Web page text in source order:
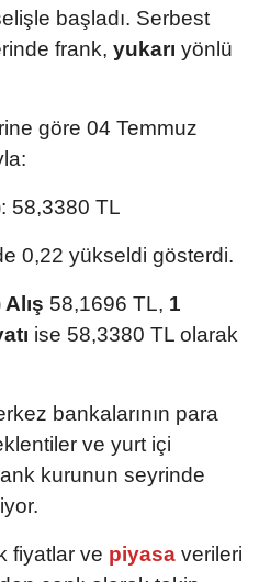
başladı. Serbest
frank, yukarı yönlü
göre 04 Temmuz
: 58,3380 TL
0,22 yükseldi gösterdi.
58,1696 TL, 1
ise 58,3380 TL olarak
bankalarının para
ve yurt içi
kurunun seyrinde
fiyatlar ve piyasa verileri